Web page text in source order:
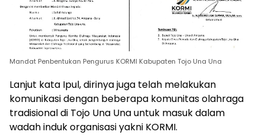
Mandat Penbentukan Pengurus KORMI Kabupaten Tojo Una Una
Lanjut kata Ipul, dirinya juga telah melakukan
komunikasi dengan beberapa komunitas olahraga
tradisional di Tojo Una Una untuk masuk dalam
wadah induk organisasi yakni KORMI.